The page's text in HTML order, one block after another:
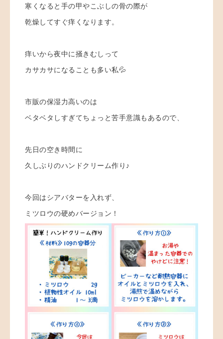
寒くなると手の甲やこぶしの骨の際が
乾燥してすぐ痒くなります。
痒いから夜中に掻きむしって
カサカサになることも多い私💦
市販の保湿力高いのは
ベタベタしすぎてちょっと苦手意識もあるので、
先日の空き時間に
久しぶりのハンドクリーム作り♪
今回はシアバターを入れず、
ミツロウの硬めバージョン！